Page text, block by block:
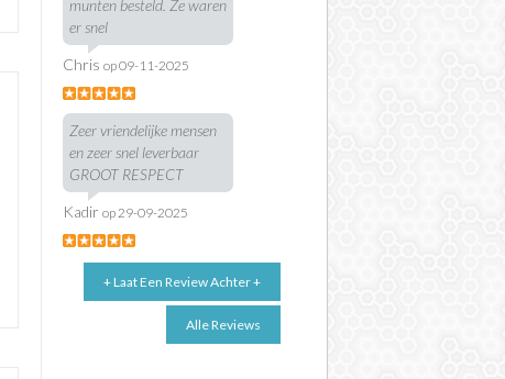
munten besteld. Ze waren
er snel
Chris op 09-11-2025
Zeer vriendelijke mensen
en zeer snel leverbaar
GROOT RESPECT
Kadir op 29-09-2025